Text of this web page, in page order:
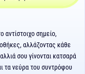
αντίστοιχο σημείο,
αλλάζοντας κάθε
σου γίνονται κατσαρά
τα νεύρα του συντρόφου